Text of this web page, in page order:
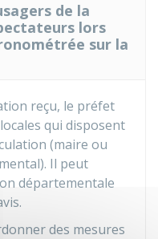
de la
lors
sur la
reçu, le préfet
qui disposent
(maire ou
Il peut
départementale
des mesures